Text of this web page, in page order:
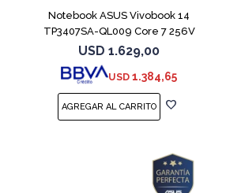
Notebook ASUS Vivobook 14
TP3407SA-QL009 Core 7 256V
512GB
USD 1.629,00
USD 1.384,65